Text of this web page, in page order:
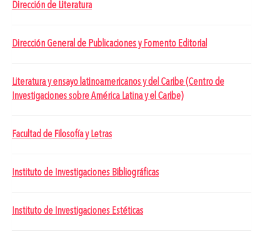
Dirección de Literatura
Dirección General de Publicaciones y Fomento Editorial
Literatura y ensayo latinoamericanos y del Caribe (Centro de
Investigaciones sobre América Latina y el Caribe)
Facultad de Filosofía y Letras
Instituto de Investigaciones Bibliográficas
Instituto de Investigaciones Estéticas